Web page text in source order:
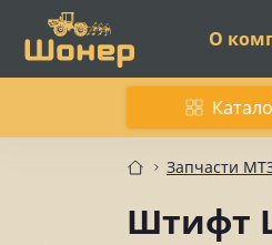
О
Запчасти
Штифт